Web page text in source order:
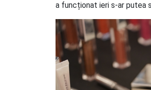
a funcționat ieri s-ar putea